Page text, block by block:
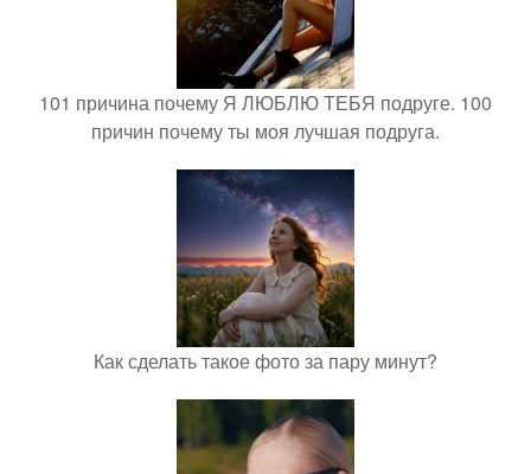
101 причина почему Я ЛЮБЛЮ ТЕБЯ подруге. 100
причин почему ты моя лучшая подруга.
Как сделать такое фото за пару минут?